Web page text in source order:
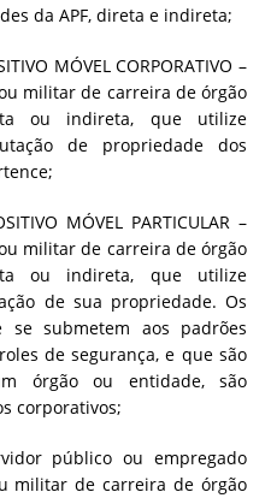
da APF, direta e indireta;
MÓVEL CORPORATIVO –
militar de carreira de órgão
ou indireta, que utilize
de propriedade dos
MÓVEL PARTICULAR –
militar de carreira de órgão
ou indireta, que utilize
de sua propriedade. Os
se submetem aos padrões
de segurança, e que são
órgão ou entidade, são
corporativos;
público ou empregado
militar de carreira de órgão